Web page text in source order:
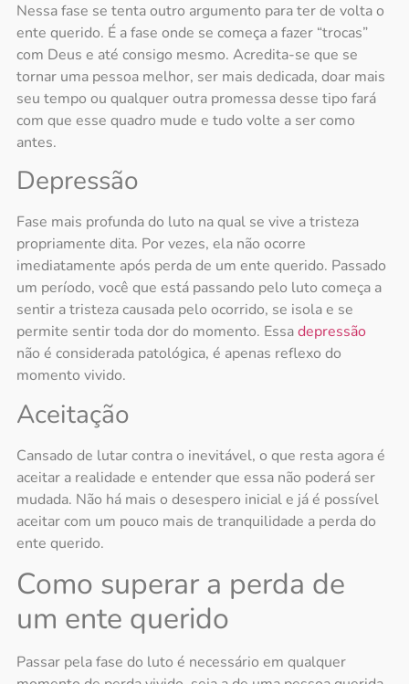
Nessa fase se tenta outro argumento para ter de volta o
ente querido. É a fase onde se começa a fazer “trocas”
com Deus e até consigo mesmo. Acredita-se que se
tornar uma pessoa melhor, ser mais dedicada, doar mais
seu tempo ou qualquer outra promessa desse tipo fará
com que esse quadro mude e tudo volte a ser como
antes.
Depressão
Fase mais profunda do luto na qual se vive a tristeza
propriamente dita. Por vezes, ela não ocorre
imediatamente após perda de um ente querido. Passado
um período, você que está passando pelo luto começa a
sentir a tristeza causada pelo ocorrido, se isola e se
permite sentir toda dor do momento. Essadepressão
não é considerada patológica, é apenas reflexo do
momento vivido.
Aceitação
Cansado de lutar contra o inevitável, o que resta agora é
aceitar a realidade e entender que essa não poderá ser
mudada. Não há mais o desespero inicial e já é possível
aceitar com um pouco mais de tranquilidade a perda do
ente querido.
Como superar a perda de
um ente querido
Passar pela fase do luto é necessário em qualquer